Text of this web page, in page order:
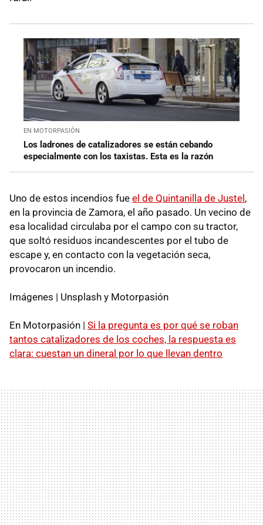
EN MOTORPASIÓN
Los ladrones de catalizadores se están cebando
especialmente con los taxistas. Esta es la razón
Uno de estos incendios fue el de Quintanilla de Justel,
en la provincia de Zamora, el año pasado. Un vecino de
esa localidad circulaba por el campo con su tractor,
que soltó residuos incandescentes por el tubo de
escape y, en contacto con la vegetación seca,
provocaron un incendio.
Imágenes | Unsplash y Motorpasión
En Motorpasión | Si la pregunta es por qué se roban
tantos catalizadores de los coches, la respuesta es
clara: cuestan un dineral por lo que llevan dentro